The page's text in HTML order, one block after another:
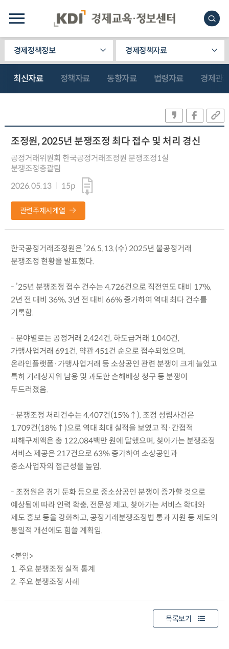
경제정책정보 경제정책자료
최신자료 정책자료 동향자료 법령자료 경제관
조정원, 2025년 분쟁조정 최다 접수 및 처리 경신
공정거래위원회 한국공정거래조정원 분쟁조정1실
분쟁조정총괄팀
2026.05.13
15p
관련주제시계열
한국공정거래조정원은 ’26.5.13.(수) 2025년 불공정거래
분쟁조정 현황을 발표했다.
- ’25년 분쟁조정 접수 건수는 4,726건으로 직전연도 대비 17%,
2년 전 대비 36%, 3년 전 대비 66% 증가하여 역대 최다 건수를
기록함.
- 분야별로는 공정거래 2,424건, 하도급거래 1,040건,
가맹사업거래 691건, 약관 451건 순으로 접수되었으며,
온라인플랫폼·가맹사업거래 등 소상공인 관련 분쟁이 크게 늘었고
특히 거래상지위 남용 및 과도한 손해배상 청구 등 분쟁이
두드러졌음.
- 분쟁조정 처리건수는 4,407건(15%↑), 조정 성립사건은
1,709건(18%↑)으로 역대 최대 실적을 보였고 직·간접적
피해구제액은 총 122,084백만 원에 달했으며, 찾아가는 분쟁조정
서비스 제공은 217건으로 63% 증가하여 소상공인과
중소사업자의 접근성을 높임.
- 조정원은 경기 둔화 등으로 중소상공인 분쟁이 증가할 것으로
예상됨에 따라 인력 확충, 전문성 제고, 찾아가는 서비스 확대와
제도 홍보 등을 강화하고, 공정거래분쟁조정법 통과 지원 등 제도의
통일적 개선에도 힘쓸 계획임.
<붙임>
1. 주요 분쟁조정 실적 통계
2. 주요 분쟁조정 사례
목록보기